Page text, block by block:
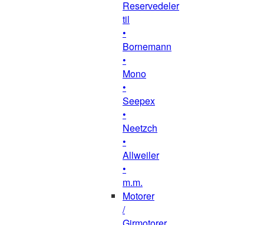
Reservedeler
til
•
Bornemann
•
Mono
•
Seepex
•
Neetzch
•
Allweiler
•
m.m.
Motorer
/